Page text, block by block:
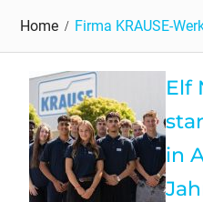
Home Firma KRAUSE-
Elf
in